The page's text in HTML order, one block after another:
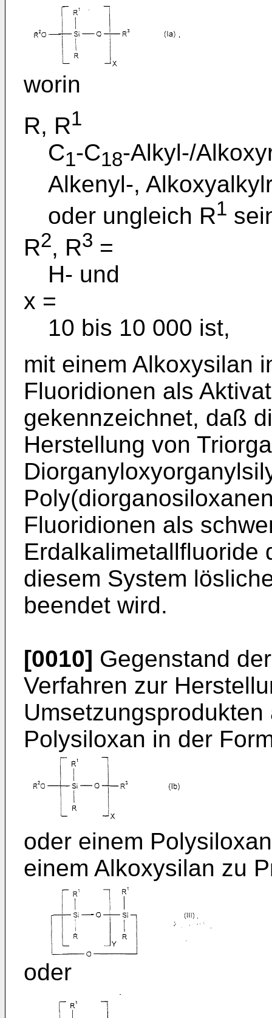
worin
R, R1
C1-C18-Alkyl-/
Alkenyl-,
oder ungleich R1
R2, R3 =
H- und
x =
10 bis 10 000 ist,
mit einem Alkoxysilan
Fluoridionen als
gekennzeichnet, daß
Herstellung von
Fluoridionen als
Erdalkalimetallfluoride
diesem System
beendet wird.
[0010] Gegenstand
Verfahren zur
Polysiloxan in der
oder einem
einem Alkoxysilan zu
oder